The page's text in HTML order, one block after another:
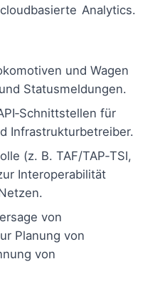
Analytics.
und Wagen
Statusmeldungen.
für
Infrastrukturbetreiber.
(z. B. TAF/TAP‑TSI,
Interoperabilität
von
Planung von
von